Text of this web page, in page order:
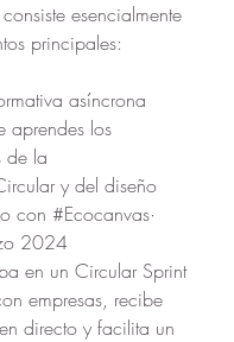
esencialmente
principales:
asíncrona
aprendes los
de la
y del diseño
con #Ecocanvas·
2024
en un Circular Sprint
empresas, recibe
directo y facilita un